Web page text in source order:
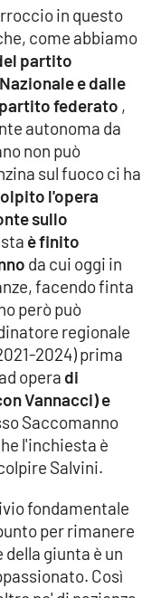
in questo
come abbiamo
partito
e dalle
federato ,
autonoma da
non può
sul fuoco ci ha
l'opera
sullo
è finito
da cui oggi in
facendo finta
però può
regionale
2024) prima
opera di
Vannacci) e
Saccomanno
l'inchiesta è
Salvini.
fondamentale
per rimanere
giunta è un
Così